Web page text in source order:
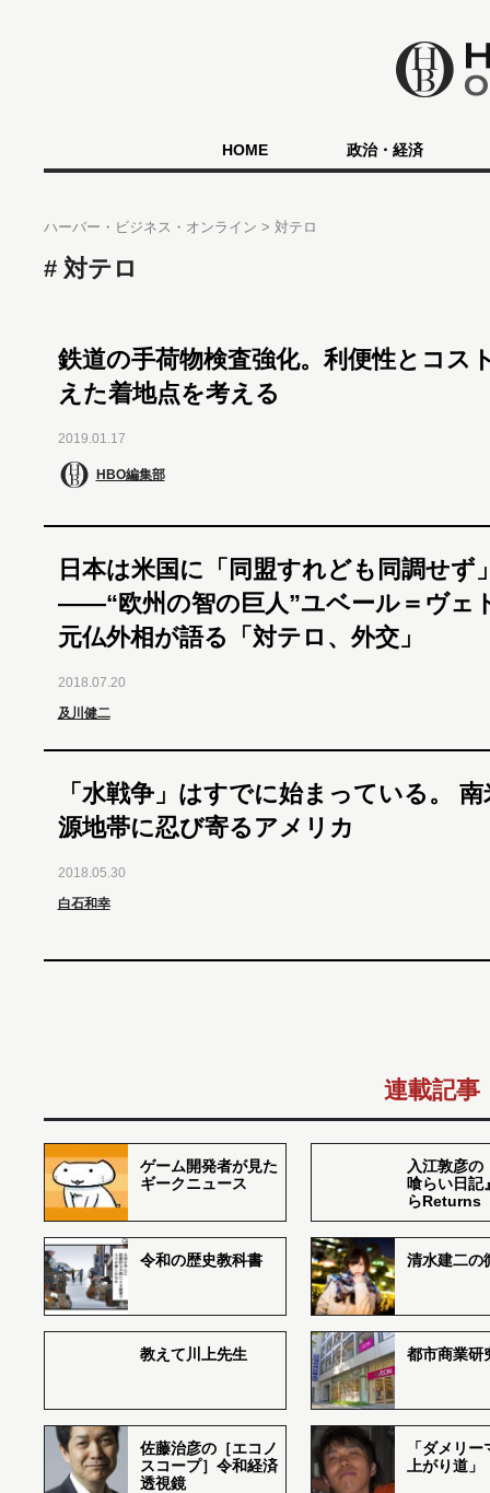
HOME 政治・経済
ハーバー・ビジネス・オンライン 対テロ
対テロ
鉄道の手荷物検査強化。利便性とコス
えた着地点を考える
2019.01.17
HBO編集部
日本は米国に「同盟すれども同調せず
――“欧州の智の巨人”ユベール＝ヴェ
元仏外相が語る「対テロ、外交」
2018.07.20
及川健二
「水戦争」はすでに始まっている。
源地帯に忍び寄るアメリカ
2018.05.30
白石和幸
連載記事
ゲーム開発者が見た
ギークニュース
入江敦彦の
喰らい日記
らReturns
令和の歴史教科書 清水建二の
教えて川上先生 都市商業研
佐藤治彦の［エコノ
スコープ］令和経済
透視鏡
「ダメリ
上がり道」